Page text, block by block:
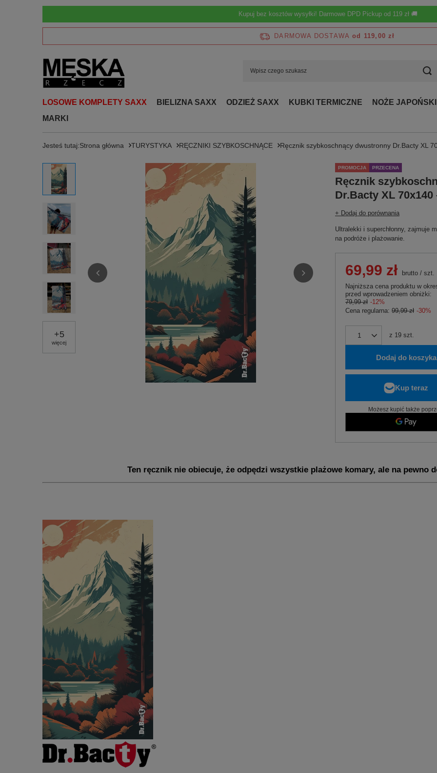
Kupuj bez kosztów wysyłki! Darmowe DPD Pickup od 119 zł 🚚
DARMOWA DOSTAWA od 119,00 zł
LOSOWE KOMPLETY SAXX BIELIZNA SAXX ODZIEŻ SAXX KUBKI TERMICZNE
NOŻE
MARKI
Jesteś tutaj:Strona główna TURYSTYKA RĘCZNIKI SZYBKOSCHNĄCE Ręcznik szybkoschnący dwustronny Dr.Bacty XL
+5
więcej
PROMOCJA PRZECENA
Ręcznik
Dr.Bacty XL 70x140
+ Dodaj do porównania
Ultralekki i superchłonny, zajmuje
na podróże i plażowanie.
69,99 zł brutto / szt.
Najniższa cena produktu w
przed wprowadzeniem obniżki:
79,99 zł -12%
Cena regularna: 99,99 zł -30%
z 19 szt.
Dodaj do koszyka
Możesz kupić także
Ten ręcznik nie obiecuje, że odpędzi wszystkie plażowe komary, ale na pewno